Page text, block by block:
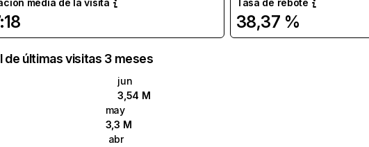
media de la visita Tasa de rebote
38,37 %
de últimas visitas 3 meses
jun
3,54 M
may
3,3 M
abr